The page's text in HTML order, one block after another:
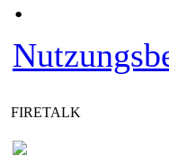
·
FIRETALK